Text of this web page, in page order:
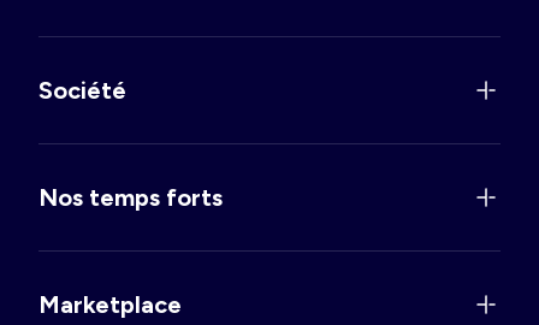
Société
Nos temps forts
Marketplace